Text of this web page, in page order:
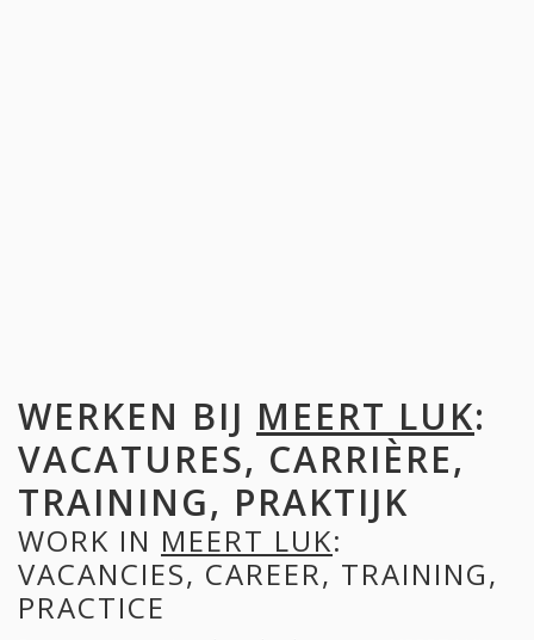
WERKEN BIJ MEERT LUK:
VACATURES, CARRIÈRE,
TRAINING, PRAKTIJK
WORK IN MEERT LUK:
VACANCIES, CAREER, TRAINING,
PRACTICE